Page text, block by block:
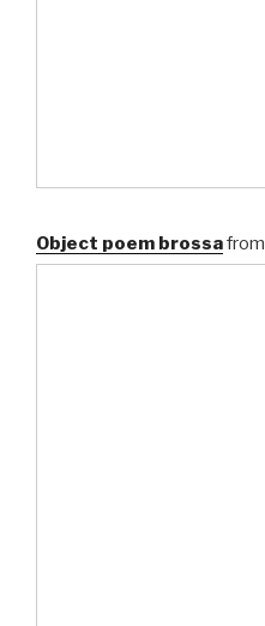
Object poem brossafrom